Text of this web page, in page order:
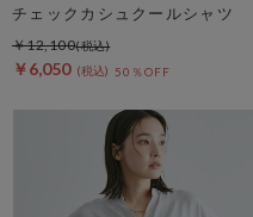
チェックカシュクールシャツ
￥6,050 50％OFF
￥12,100